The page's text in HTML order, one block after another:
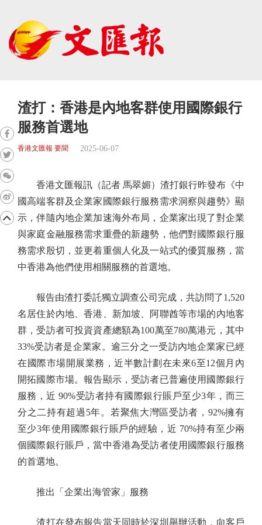
渣打：香港是內地客群使用國際銀行
服務首選地
香港文匯報 要聞 2025-06-07
香港文匯報訊（記者 馬翠媚）渣打銀行昨發布《中
國高端客群及企業家國際銀行服務需求洞察與趨勢》顯
示，伴隨內地企業加速海外布局，企業家出現了對企業
與家庭金融服務需求重疊的新趨勢，他們對國際銀行服
務需求殷切，並更着重個人化及一站式的優質服務，當
中香港為他們使用相關服務的首選地。
報告由渣打委託獨立調查公司完成，共訪問了1,520
名居住於內地、香港、新加坡、阿聯酋等市場的內地客
群，受訪者可投資資產總額為100萬至780萬港元，其中
33%受訪者是企業家。逾三分之一受訪內地企業家已經
在國際市場開展業務，近半數計劃在未來6至12個月內
開拓國際市場。報告顯示，受訪者已普遍使用國際銀行
服務，近 90%受訪者持有國際銀行賬戶至少3年，而三
分之二持有超過5年。若聚焦大灣區受訪者，92%擁有
至少3年使用國際銀行賬戶的經驗，近 70%持有至少兩
個國際銀行賬戶，當中香港為受訪者使用國際銀行服務
的首選地。
推出「企業出海管家」服務
渣打在發布報告當天同時於深圳舉辦活動，向客戶